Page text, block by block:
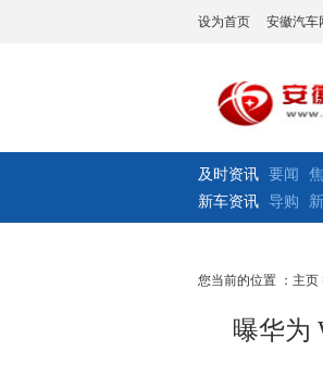
设为首页 安徽汽车
及时资讯 要闻
新车资讯 导购
您当前的位置 ： 主页
曝华为